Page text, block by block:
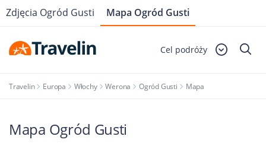
Cel podróży
Travelin Europa Włochy Werona Ogród Gusti Mapa
Zdjęcia Ogród Gusti Mapa Ogród Gusti
Mapa Ogród Gusti